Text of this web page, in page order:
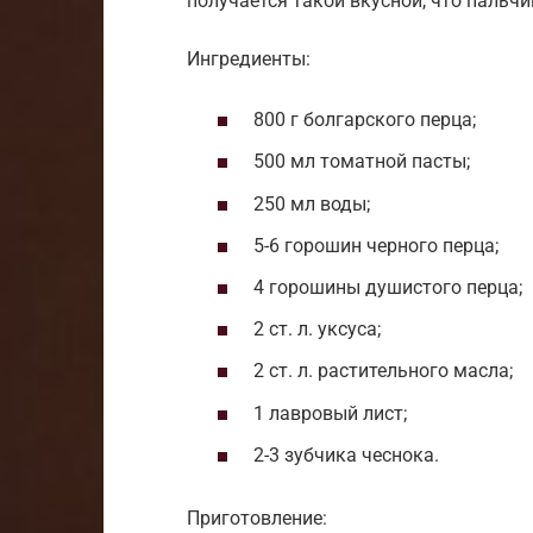
Ингредиенты:
800 г болгарского перца;
500 мл томатной пасты;
250 мл воды;
5-6 горошин черного перца;
4 горошины душистого перца;
2 ст. л. уксуса;
2 ст. л. растительного масла;
1 лавровый лист;
2-3 зубчика чеснока.
Приготовление: